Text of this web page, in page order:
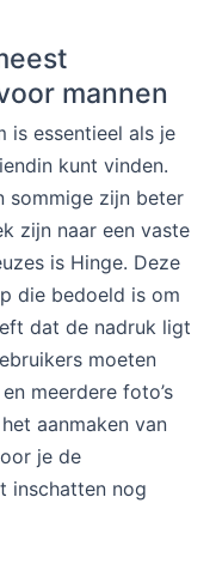
mannen
is essentieel als je
kunt vinden.
sommige zijn beter
zijn naar een vaste
is Hinge. Deze
die bedoeld is om
dat de nadruk ligt
moeten
meerdere foto’s
aanmaken van
je de
inschatten nog